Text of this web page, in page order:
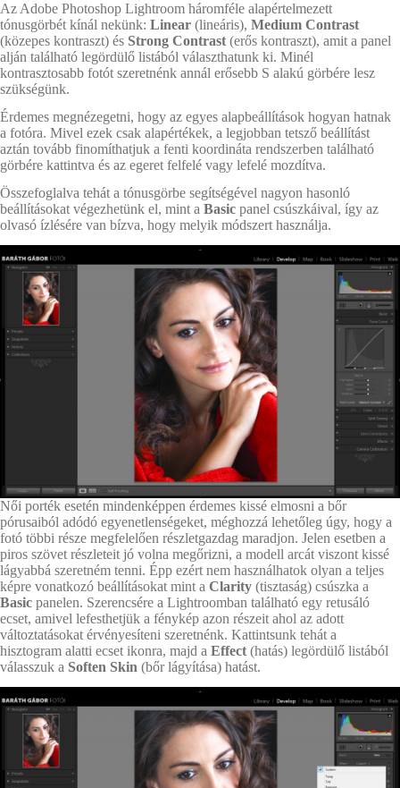
Az Adobe Photoshop Lightroom háromféle alapértelmezett
tónusgörbét kínál nekünk: Linear (lineáris), Medium Contrast
(közepes kontraszt) és Strong Contrast (erős kontraszt), amit a panel
alján található legördülő listából választhatunk ki. Minél
kontrasztosabb fotót szeretnénk annál erősebb S alakú görbére lesz
szükségünk.
Érdemes megnézegetni, hogy az egyes alapbeállítások hogyan hatnak
a fotóra. Mivel ezek csak alapértékek, a legjobban tetsző beállítást
aztán tovább finomíthatjuk a fenti koordináta rendszerben található
görbére kattintva és az egeret felfelé vagy lefelé mozdítva.
Összefoglalva tehát a tónusgörbe segítségével nagyon hasonló
beállításokat végezhetünk el, mint a Basic panel csúszkáival, így az
olvasó ízlésére van bízva, hogy melyik módszert használja.
Női porték esetén mindenképpen érdemes kissé elmosni a bőr
pórusaiból adódó egyenetlenségeket, méghozzá lehetőleg úgy, hogy a
fotó többi része megfelelően részletgazdag maradjon. Jelen esetben a
piros szövet részleteit jó volna megőrizni, a modell arcát viszont kissé
lágyabbá szeretném tenni. Épp ezért nem használhatok olyan a teljes
képre vonatkozó beállításokat mint a Clarity (tisztaság) csúszka a
Basic panelen. Szerencsére a Lightroomban található egy retusáló
ecset, amivel lefesthetjük a fénykép azon részeit ahol az adott
változtatásokat érvényesíteni szeretnénk. Kattintsunk tehát a
hisztogram alatti ecset ikonra, majd a Effect (hatás) legördülő listából
válasszuk a Soften Skin (bőr lágyítása) hatást.